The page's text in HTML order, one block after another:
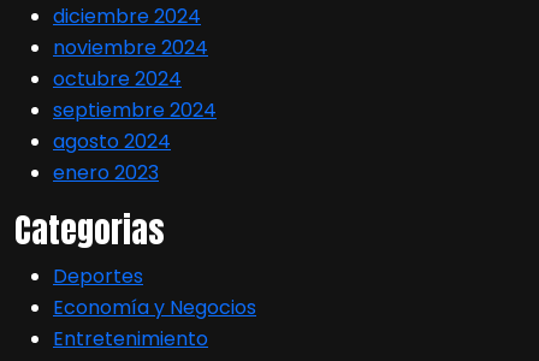
diciembre 2024
noviembre 2024
octubre 2024
septiembre 2024
agosto 2024
enero 2023
Categorias
Deportes
Economía y Negocios
Entretenimiento